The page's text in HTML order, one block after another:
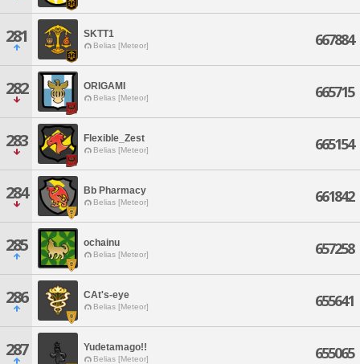
281 SKTT1
Belias [Meteor] 667884
282 ORIGAMI
Belias [Meteor] 665715
283 Flexible_Zest
Belias [Meteor] 665154
284 Bb Pharmacy
Belias [Meteor] 661842
285 ochainu
Belias [Meteor] 657258
286 CAt's-eye
Belias [Meteor] 655641
287 Yudetamago!!
Belias [Meteor] 655065